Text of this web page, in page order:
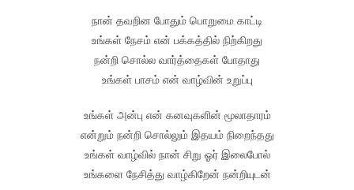
நான் தவறின போதும் பொறுமை காட்டி
உங்கள் நேசம் என் பக்கத்தில் நிற்கிறது
நன்றி சொல்ல வார்த்தைகள் போதாது
உங்கள் பாசம் என் வாழ்வின் உறுப்பு
உங்கள் அன்பு என் கனவுகளின் மூலாதாரம்
என்றும் நன்றி சொல்லும் இதயம் நிறைந்தது
உங்கள் வாழ்வில் நான் சிறு ஓர் இலைபோல்
உங்களை நேசித்து வாழ்கிறேன் நன்றியுடன்